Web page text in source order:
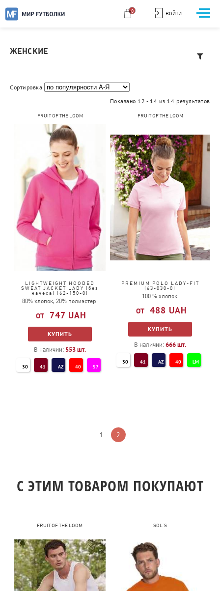
ВОЙТИ
0
ЖЕНСКИЕ
Сортировка
Показано 12 - 14 из 14 результатов
FRUIT OF THE LOOM
LIGHTWEIGHT HOODED
SWEAT JACKET LADY (без
начеса) (62-150-0)
80% хлопок, 20% полиэстер
747 UAH
КУПИТЬ
В наличии: 553шт.
30 41 AZ 40 57
FRUIT OF THE LOOM
PREMIUM POLO LADY-FIT
(63-030-0)
100 % хлопок
488 UAH
КУПИТЬ
В наличии:666шт.
30 41 AZ 40 LM
1 2
C ЭТИМ ТОВАРОМ ПОКУПАЮТ
FRUIT OF THE LOOM SOL'S